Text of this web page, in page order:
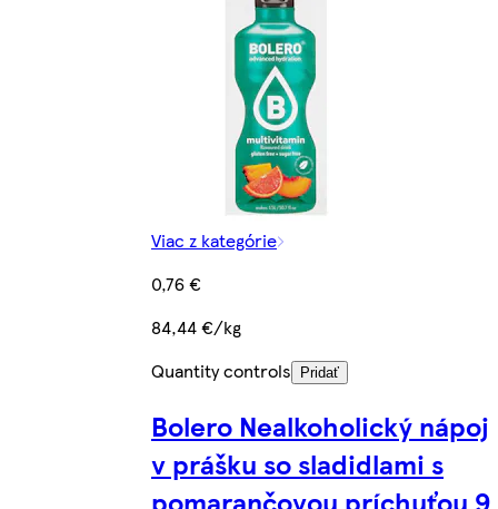
Viac z kategórie
0,76 €
84,44 €/kg
Quantity controls
Pridať
Bolero Nealkoholický nápoj
v prášku so sladidlami s
pomarančovou príchuťou 9